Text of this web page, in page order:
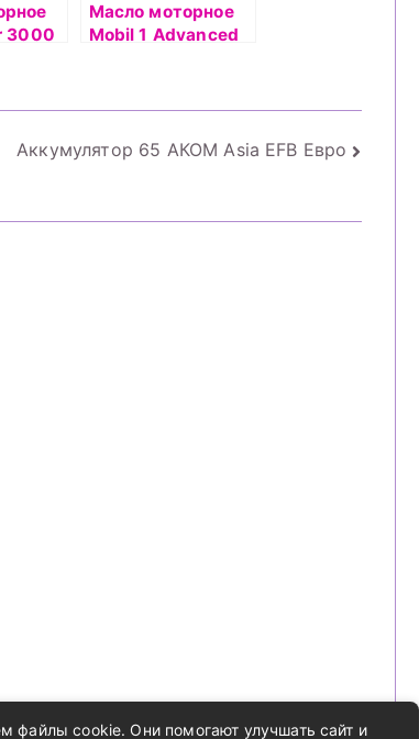
3000
Масло моторное
Mobil 1 Advanced
Аккумулятор 65 АКОМ Asia EFB Евро
файлы cookie. Они помогают улучшать сайт и